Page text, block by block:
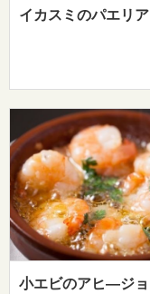
イカスミのパエリア
小エビのアヒ―ジョ